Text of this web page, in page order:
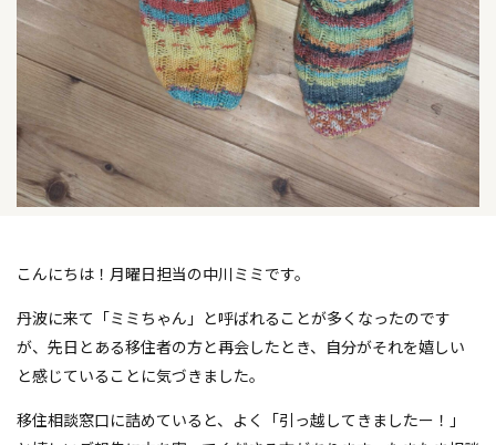
こんにちは！月曜日担当の中川ミミです。
丹波に来て「ミミちゃん」と呼ばれることが多くなったのです
が、先日とある移住者の方と再会したとき、自分がそれを嬉しい
と感じていることに気づきました。
移住相談窓口に詰めていると、よく「引っ越してきましたー！」